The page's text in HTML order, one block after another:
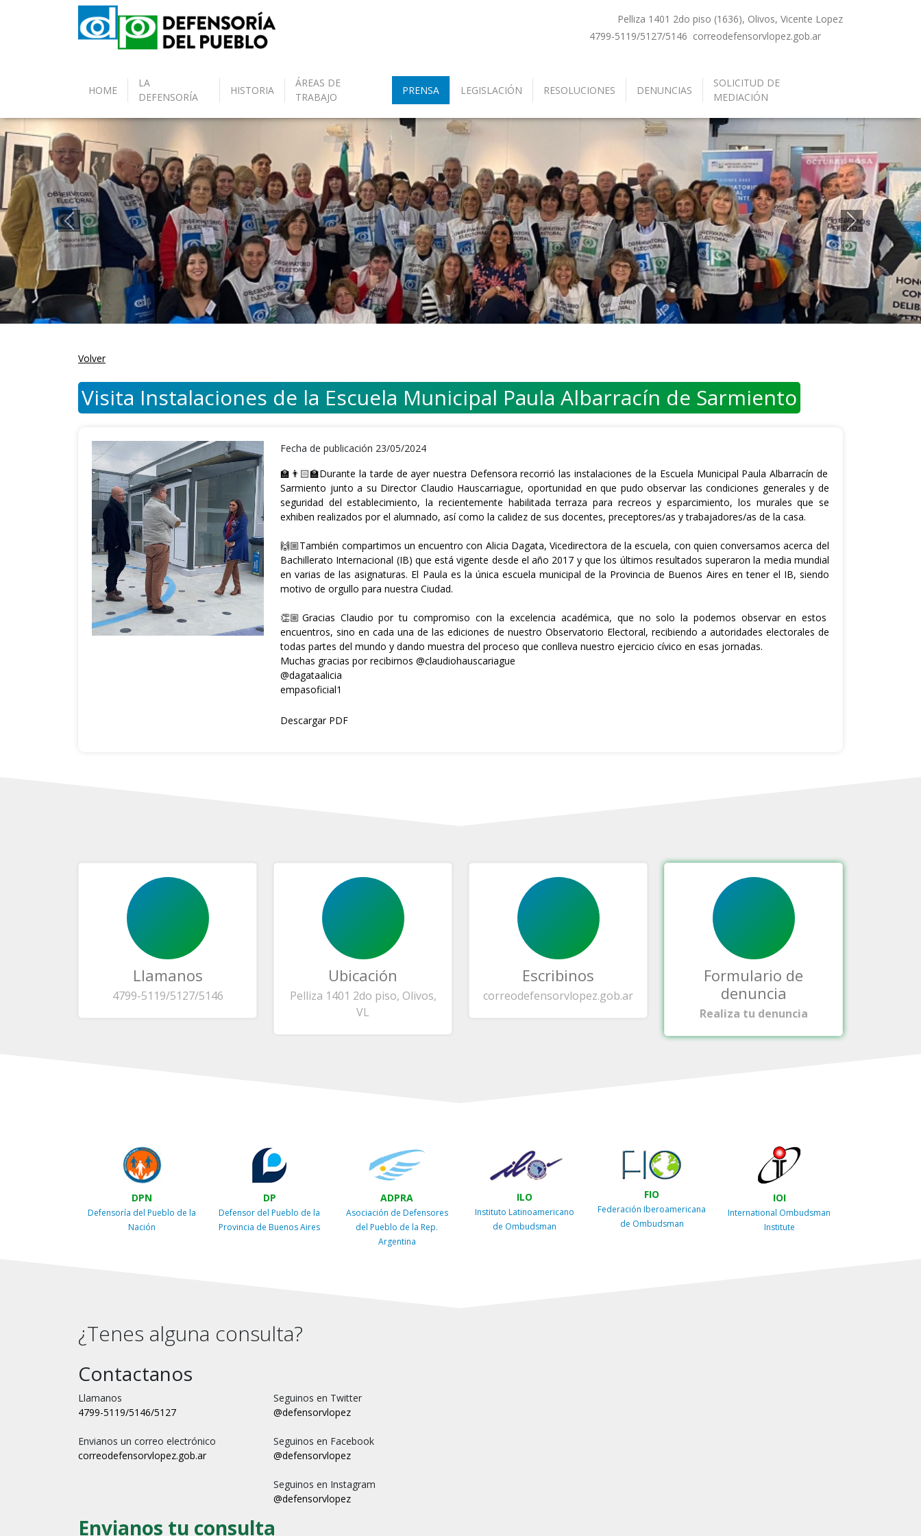
Pelliza 1401 2do piso (1636), Olivos, Vicente Lopez
4799-5119/5127/5146 correodefensorvlopez.gob.ar
HOME
LA
DEFENSORÍA
HISTORIA
ÁREAS DE
TRABAJO
PRENSA LEGISLACIÓN RESOLUCIONES DENUNCIAS
SOLICITUD DE
MEDIACIÓN
Anterior Siguiente
Volver
Visita Instalaciones de la Escuela Municipal Paula Albarracín de Sarmiento
Fecha de publicación 23/05/2024
🏫👨🏻‍🏫Durante la tarde de ayer nuestra Defensora recorrió las instalaciones de la Escuela Municipal Paula Albarracín de
Sarmiento junto a su Director Claudio Hauscarriague, oportunidad en que pudo observar las condiciones generales y de
seguridad del establecimiento, la recientemente habilitada terraza para recreos y esparcimiento, los murales que se
exhiben realizados por el alumnado, así como la calidez de sus docentes, preceptores/as y trabajadores/as de la casa.
🙌🏼También compartimos un encuentro con Alicia Dagata, Vicedirectora de la escuela, con quien conversamos acerca del
Bachillerato Internacional (IB) que está vigente desde el año 2017 y que los últimos resultados superaron la media mundial
en varias de las asignaturas. El Paula es la única escuela municipal de la Provincia de Buenos Aires en tener el IB, siendo
motivo de orgullo para nuestra Ciudad.
👏🏼Gracias Claudio por tu compromiso con la excelencia académica, que no solo la podemos observar en estos
encuentros, sino en cada una de las ediciones de nuestro Observatorio Electoral, recibiendo a autoridades electorales de
todas partes del mundo y dando muestra del proceso que conlleva nuestro ejercicio cívico en esas jornadas.
Muchas gracias por recibirnos @claudiohauscariague
@dagataalicia
empasoficial1
Descargar PDF
Llamanos
4799-5119/5127/5146
Ubicación
Pelliza 1401 2do piso, Olivos,
VL
Escribinos
correodefensorvlopez.gob.ar
Formulario de
denuncia
Realiza tu denuncia
DPN
Defensoría del Pueblo de la
Nación
DP
Defensor del Pueblo de la
Provincia de Buenos Aires
ADPRA
Asociación de Defensores
del Pueblo de la Rep.
Argentina
ILO
Instituto Latinoamericano
de Ombudsman
FIO
Federación Iberoamericana
de Ombudsman
IOI
International Ombudsman
Institute
¿Tenes alguna consulta?
Contactanos
Llamanos
4799-5119/5146/5127
Envianos un correo electrónico
correodefensorvlopez.gob.ar
Seguinos en Twitter
@defensorvlopez
Seguinos en Facebook
@defensorvlopez
Seguinos en Instagram
@defensorvlopez
Envianos tu consulta